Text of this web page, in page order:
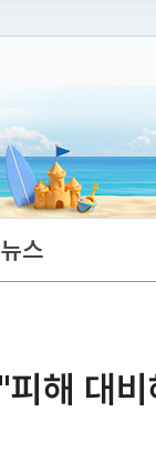
에서 도메인 주소를
뉴스
피해 대